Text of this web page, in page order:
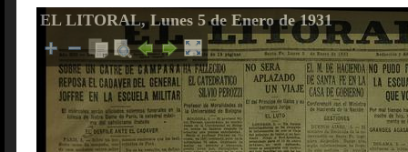
EL LITORAL, Lunes 5 de Enero de 1931